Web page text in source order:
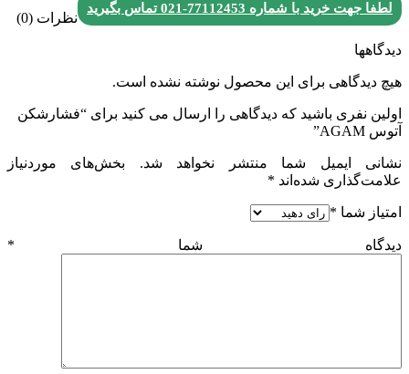
لطفا جهت خرید با شماره 77112453-021 تماس بگیرید
نظرات (0)
دیدگاهها
هیچ دیدگاهی برای این محصول نوشته نشده است.
اولین نفری باشید که دیدگاهی را ارسال می کنید برای “فشارشکن
آتوس AGAM”
نشانی ایمیل شما منتشر نخواهد شد.
بخش‌های موردنیاز
علامت‌گذاری شده‌اند *
امتیاز شما *
دیدگاه شما *